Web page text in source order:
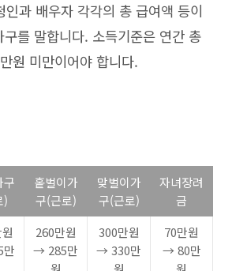
인과 배우자 각각의 총 급여액 등이
를 말합니다. 소득기준은 연간 총
원 미만이어야 합니다.
구
)
홑벌이가
구(근로)
맞벌이가
구(근로)
자녀장려
금
260만원
→ 285만
300만원
→ 330만
70만원
→ 80만